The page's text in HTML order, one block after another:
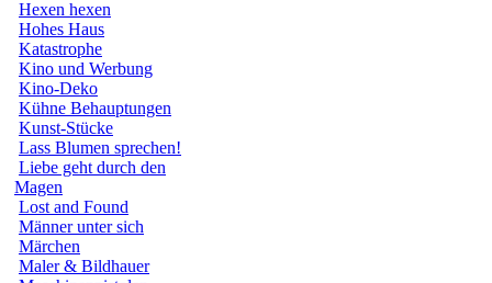
Hexen hexen
Hohes Haus
Katastrophe
Kino und Werbung
Kino-Deko
Kühne Behauptungen
Kunst-Stücke
Lass Blumen sprechen!
Liebe geht durch den
Magen
Lost and Found
Männer unter sich
Märchen
Maler & Bildhauer